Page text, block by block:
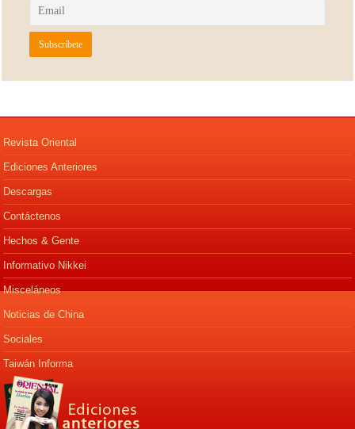
Revista Oriental
Ediciones Anteriores
Descargas
Contáctenos
Hechos & Gente
Informativo Nikkei
Misceláneos
Noticias de China
Sociales
Taiwán Informa